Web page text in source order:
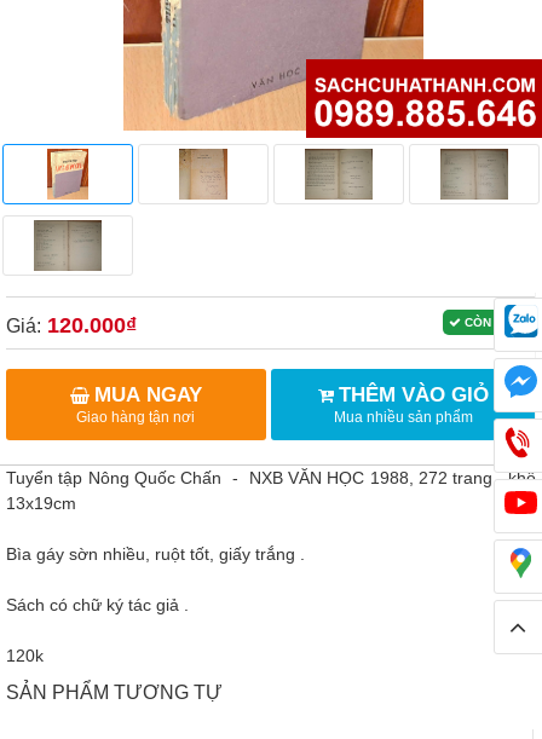
CÒN HÀNG
Giá: 120.000₫
MUA NGAY
Giao hàng tận nơi
THÊM VÀO GIỎ
Mua nhiều sản phẩm
Tuyển tập Nông Quốc Chấn - NXB VĂN HỌC 1988, 272 trang , khổ
13x19cm
Bìa gáy sờn nhiều, ruột tốt, giấy trắng .
Sách có chữ ký tác giả .
120k
SẢN PHẨM TƯƠNG TỰ